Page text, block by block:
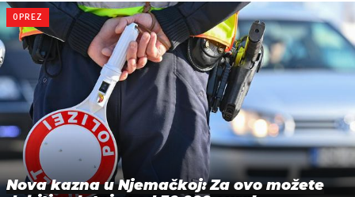
OPREZ
Nova kazna u Njemačkoj: Za ovo možete